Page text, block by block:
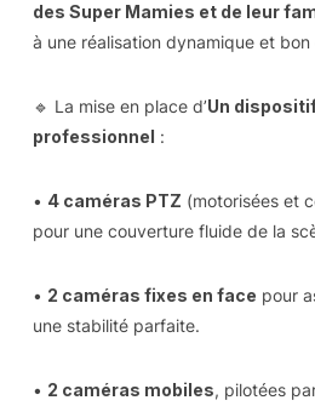
des Super Mamies et de leur
à une réalisation dynamique et bon
🔹 La mise en place d’Un
professionnel :
• 4 caméras PTZ (motorisées et
pour une couverture fluide de la
• 2 caméras fixes en face pour
une stabilité parfaite.
• 2 caméras mobiles, pilotées